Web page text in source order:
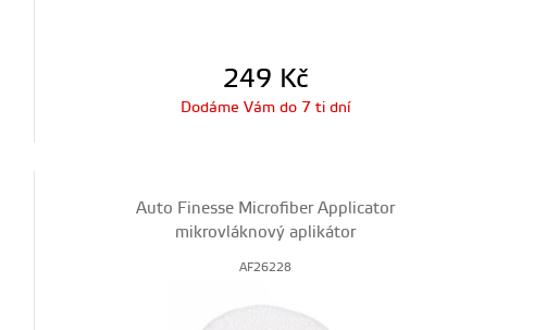
249 Kč
Dodáme Vám do 7 ti dní
Auto Finesse Microfiber Applicator
mikrovláknový aplikátor
AF26228